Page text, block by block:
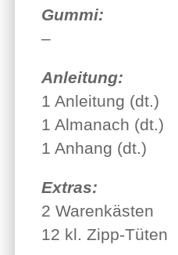
Gummi:
–
Anleitung:
1 Anleitung (dt.)
1 Almanach (dt.)
1 Anhang (dt.)
Extras:
2 Warenkästen
12 kl. Zipp-Tüten